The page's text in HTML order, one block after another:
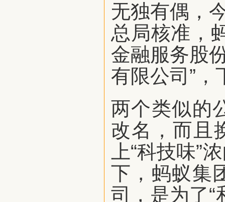
无独有偶，
总局核准，
金融服务股
有限公司”
两个类似的
改名，而且
上“科技味”
下，蚂蚁集
司，是为了“